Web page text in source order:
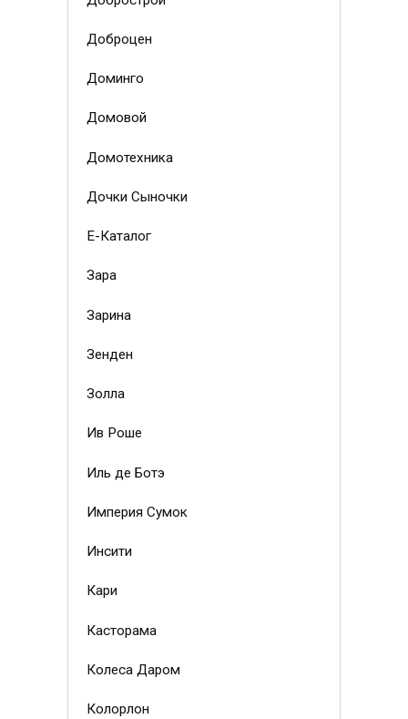
Доброцен
Доминго
Домовой
Домотехника
Дочки Сыночки
Е-Каталог
Зара
Зарина
Зенден
Золла
Ив Роше
Иль де Ботэ
Империя Сумок
Инсити
Кари
Касторама
Колеса Даром
Колорлон